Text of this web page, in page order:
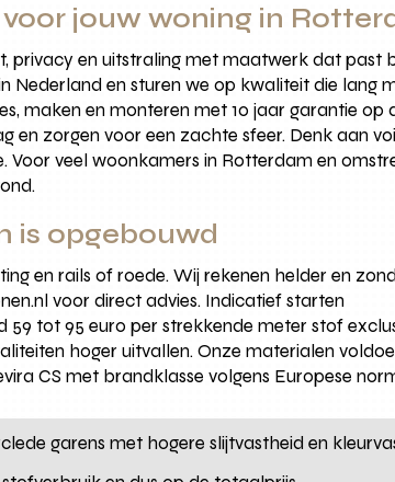
jouw woning in
privacy en uitstraling met maatwerk dat past
Nederland en sturen we op kwaliteit die lang
maken en monteren met 10 jaar garantie op
zorgen voor een zachte sfeer. Denk aan
veel woonkamers in Rotterdam en
is opgebouwd
en rails of roede. Wij rekenen helder en
voor direct advies. Indicatief starten
tot 95 euro per strekkende meter stof
hoger uitvallen. Onze materialen
CS met brandklasse volgens Europese
garens met hogere slijtvastheid en